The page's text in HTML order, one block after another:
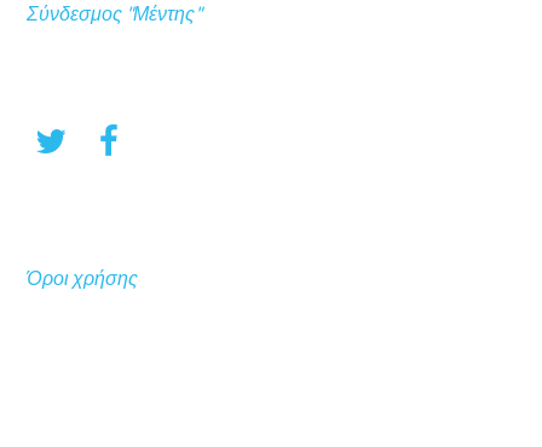
Σύνδεσμος "Μέντης"
Όροι χρήσης